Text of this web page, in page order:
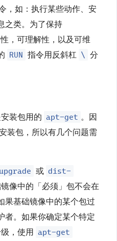
，如：执行某些动作、安
之类。为了保持
，可理解性，以及可维
RUN 指令用反斜杠 \ 分
装包用的 apt-get 。因
装包，所以有几个问题需
或 dist-
镜像中的「必须」包不会在
果基础镜像中的某个包过
者。如果你确定某个特定
级，使用 apt-get